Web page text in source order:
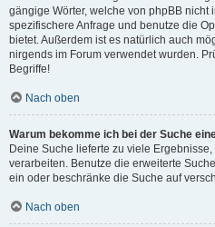
gängige Wörter, welche von phpBB nicht
spezifischere Anfrage und benutze die
bietet. Außerdem ist es natürlich auch
nirgends im Forum verwendet wurden.
Begriffe!
Nach oben
Warum bekomme ich bei der Suche
Deine Suche lieferte zu viele
verarbeiten. Benutze die erweiterte
ein oder beschränke die Suche auf
Nach oben